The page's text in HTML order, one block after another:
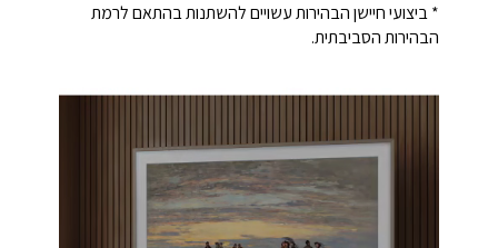
* ביצועי חיישן הבהירות עשויים להשתנות בהתאם לרמת
הבהירות הסביבתית.